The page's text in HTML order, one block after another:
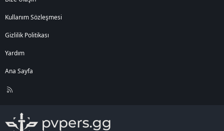
Kullanım Sözleşmesi
Gizlilik Politikası
Yardım
Ana Sayfa
R